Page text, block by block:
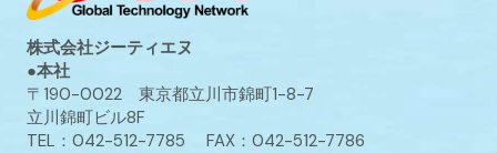
株式会社ジーティエヌ
●本社
〒190-0022 東京都立川市錦町1-8-7
立川錦町ビル8F
TEL：042-512-7785 FAX：042-512-7786